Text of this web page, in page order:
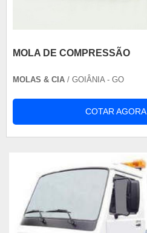
MOLA DE COMPRESSÃO
MOLAS & CIA / GOIÂNIA - GO
COTAR AGORA